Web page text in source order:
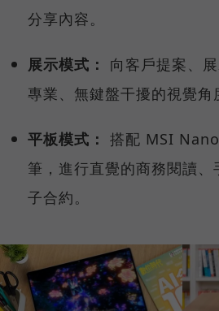
分享內容。
展示模式：
向客戶提案、
專業、無鍵盤干擾的視覺角
平板模式： 搭配 MSI
筆，進行直覺的商務閱讀
子合約。